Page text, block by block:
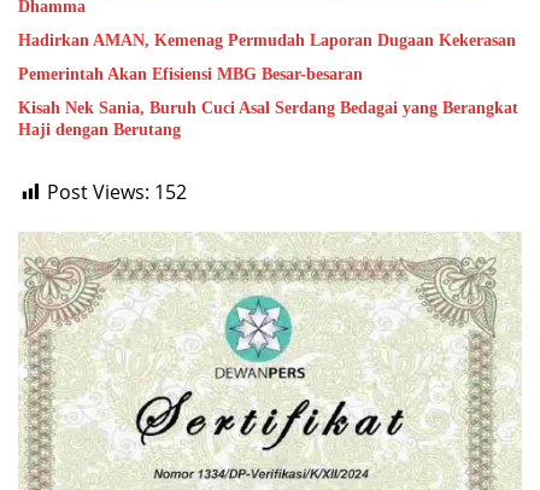
Dhamma
Hadirkan AMAN, Kemenag Permudah Laporan Dugaan Kekerasan
Pemerintah Akan Efisiensi MBG Besar-besaran
Kisah Nek Sania, Buruh Cuci Asal Serdang Bedagai yang Berangkat
Haji dengan Berutang
Post Views: 152